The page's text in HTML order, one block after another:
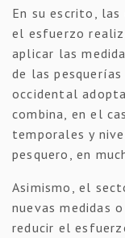
En su escrito, las
el esfuerzo
aplicar las
de las
occidental
combina, en el
temporales y
pesquero, en
Asimismo, el
nuevas medidas
reducir el